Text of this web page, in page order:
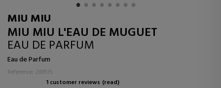
MIU MIU
MIU MIU L'EAU DE MUGUET
EAU DE PARFUM
Eau de Parfum
Reference: 289515
1 customer reviews (read)